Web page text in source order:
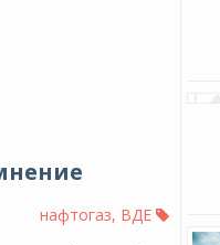
нафтогаз, ВДЕ